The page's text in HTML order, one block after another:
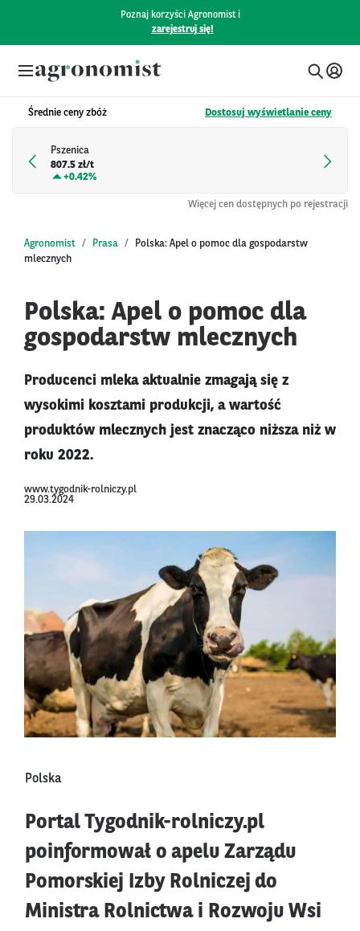
Poznaj korzyści Agronomist i
zarejestruj się!
Średnie ceny zbóż Dostosuj wyświetlanie ceny
Pszenica
807.5 zł/t
+0.42%
Więcej cen dostępnych po rejestracji
Agronomist Prasa
Polska: Apel o pomoc dla gospodarstw
mlecznych
Polska: Apel o pomoc dla
gospodarstw mlecznych
Producenci mleka aktualnie zmagają się z
wysokimi kosztami produkcji, a wartość
produktów mlecznych jest znacząco niższa niż w
roku 2022.
www.tygodnik-rolniczy.pl
29.03.2024
Polska
Portal Tygodnik-rolniczy.pl
poinformował o apelu Zarządu
Pomorskiej Izby Rolniczej do
Ministra Rolnictwa i Rozwoju Wsi